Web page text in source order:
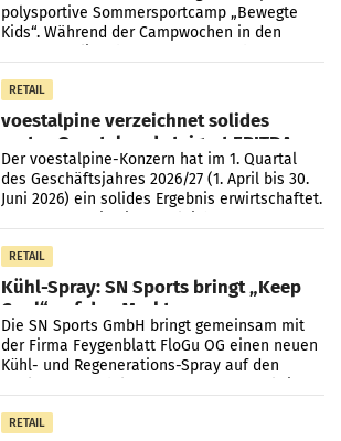
polysportive Sommersportcamp „Bewegte
Kids“. Während der Campwochen in den
RETAIL
voestalpine verzeichnet solides
erstes Quartal und steigert EBITDA
Der voestalpine-Konzern hat im 1. Quartal
des Geschäftsjahres 2026/27 (1. April bis 30.
Juni 2026) ein solides Ergebnis erwirtschaftet.
RETAIL
Kühl-Spray: SN Sports bringt „Keep
Cool“ auf den Markt
Die SN Sports GmbH bringt gemeinsam mit
der Firma Feygenblatt FloGu OG einen neuen
Kühl- und Regenerations-Spray auf den
RETAIL